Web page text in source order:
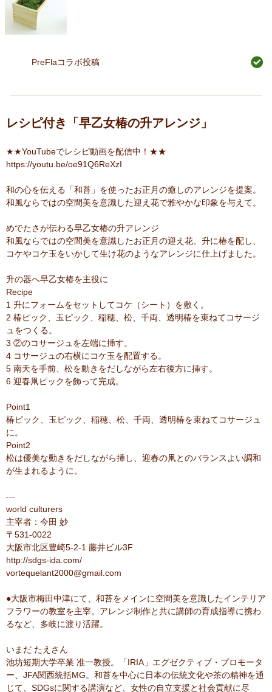
PreFlaコラボ投稿
レシピ付き「早乙女椿の升アレンジ」
★★YouTubeでレシピ動画を配信中！★★
https://youtu.be/oe91Q6ReXzI
和の心を伝える「和苔」を使ったお正月の癒しのアレンジを提案。
和風ならではの空間美を意識した迎え花で雅やかな印象を与えて。
めでたさが伝わる早乙女椿の升アレンジ
和風ならではの空間美を意識したお正月の迎え花。升に椿を配し、
コケやコケ玉をいかして生け花のようなアレンジに仕上げました。
升の器へ早乙女椿を主役に
Recipe
1 升にフォームをセットしてコケ（シート）を敷く。
2 椿ピック、玉ピック、稲穂、松、千両、透明椿を束ねてコサージ
ュをつくる。
3 ②のコサージュを左端に挿す。
4 コサージュの右横にコケ玉を配置する。
5 南天を手前、松を動きをだしながら左右後方に挿す。
6 迎春凧ピックを飾って完成。
Point1
椿ピック、玉ピック、稲穂、松、千両、透明椿を束ねてコサージュ
に。
Point2
松は優美な動きをだしながら挿し、迎春の凧とのバランスよい調和
が生まれるように。
---
world culturers
主宰者：今田 妙
〒531-0022
大阪市北区豊崎5-2-1 藤井ビル3F
http://sdgs-ida.com/
vortequelant2000@gmail.com
●大阪市梅田中津にて、和苔をメインに空間美を意識したインテリア
フラワーの教室を主宰。アレンジ制作と共に講師の育成指導に携わ
るなど、多岐に渡り活躍。
いまだ たえさん
池坊短期大学卒業 准一教授。「IRIA」エグゼクティブ・プロモータ
ー、JFA関西統括MG。和苔を中心に日本の伝統文化や茶の精神を通
じて、SDGsに関する講演など、女性の自立支援と社会貢献に尽